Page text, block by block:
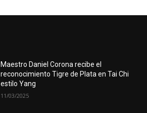
Maestro Daniel Corona recibe el
reconocimiento Tigre de Plata en Tai Chi
estilo Yang
11/03/2025